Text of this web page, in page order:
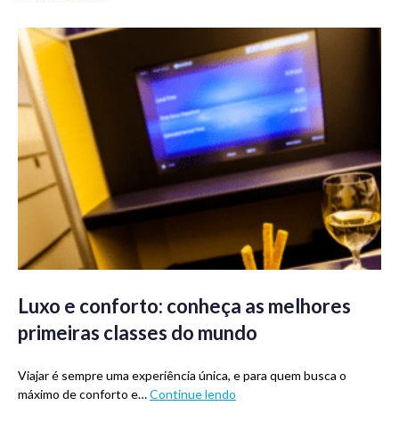
Luxo e conforto: conheça as melhores
primeiras classes do mundo
Viajar é sempre uma experiência única, e para quem busca o
máximo de conforto e…Continue lendo